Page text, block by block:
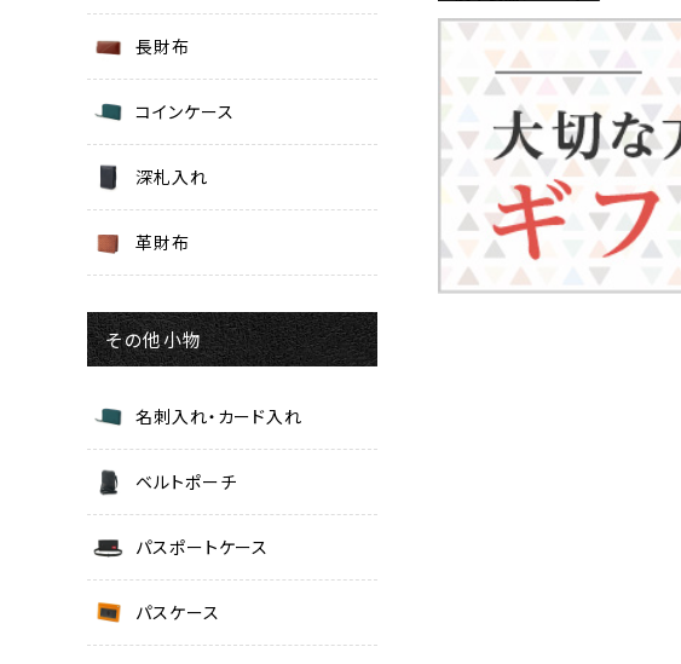
長財布
コインケース
深札入れ
革財布
その他小物
名刺入れ・カード入れ
ベルトポーチ
パスポートケース
パスケース